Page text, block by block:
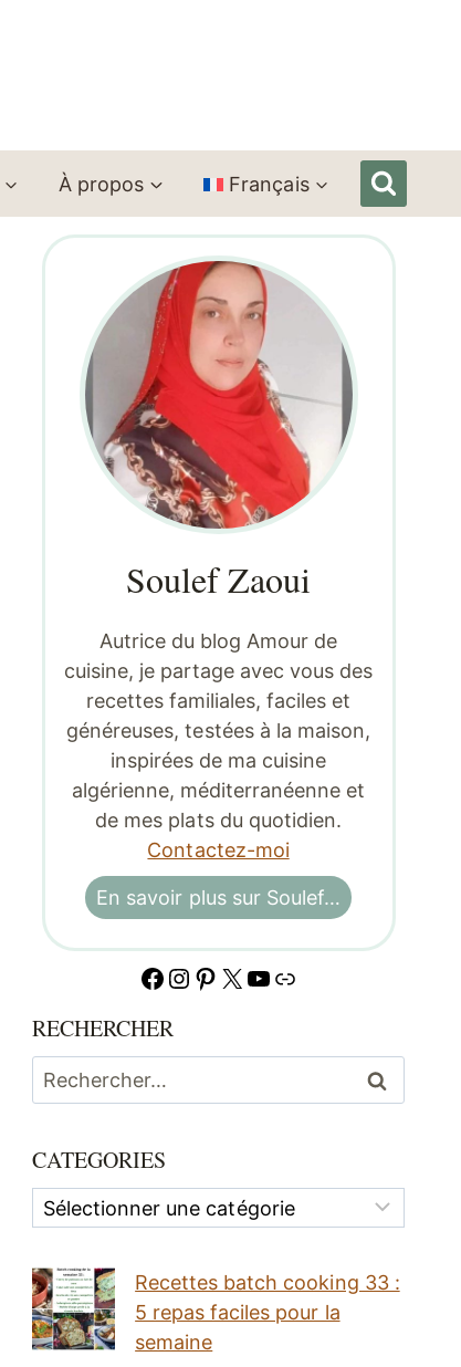
À propos Français
Soulef Zaoui
Autrice du blog Amour de
cuisine, je partage avec vous des
recettes familiales, faciles et
généreuses, testées à la maison,
inspirées de ma cuisine
algérienne, méditerranéenne et
de mes plats du quotidien.
Contactez-moi
En savoir plus sur Soulef…
Facebook
Instagram
Pinterest
X YouTube
Lien
RECHERCHER
Rechercher :
CATEGORIES
Categories
Recettes batch cooking 33 :
5 repas faciles pour la
semaine